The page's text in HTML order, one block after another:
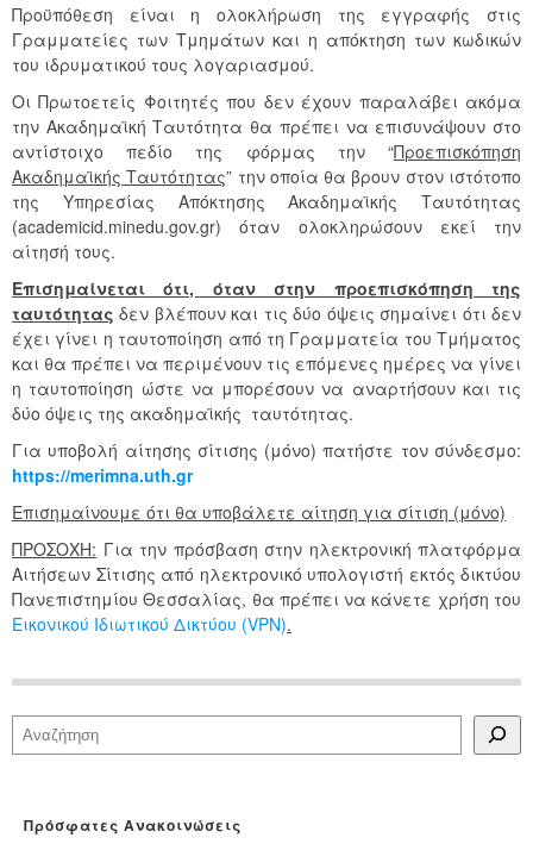
Προϋπόθεση είναι η ολοκλήρωση της εγγραφής στις
Γραμματείες των Τμημάτων και η απόκτηση των κωδικών
του ιδρυματικού τους λογαριασμού.
Οι Πρωτοετείς Φοιτητές που δεν έχουν παραλάβει ακόμα
την Ακαδημαϊκή Ταυτότητα θα πρέπει να επισυνάψουν στο
αντίστοιχο πεδίο της φόρμας την “Προεπισκόπηση
Ακαδημαϊκής Ταυτότητας” την οποία θα βρουν στον ιστότοπο
της Υπηρεσίας Απόκτησης Ακαδημαϊκής Ταυτότητας
(academicid.minedu.gov.gr) όταν ολοκληρώσουν εκεί την
αίτησή τους.
Επισημαίνεται ότι, όταν στην προεπισκόπηση της
ταυτότητας δεν βλέπουν και τις δύο όψεις σημαίνει ότι δεν
έχει γίνει η ταυτοποίηση από τη Γραμματεία του Τμήματος
και θα πρέπει να περιμένουν τις επόμενες ημέρες να γίνει
η ταυτοποίηση ώστε να μπορέσουν να αναρτήσουν και τις
δύο όψεις της ακαδημαϊκής ταυτότητας.
Για υποβολή αίτησης σίτισης (μόνο) πατήστε τον σύνδεσμο:
https://merimna.uth.gr
Επισημαίνουμε ότι θα υποβάλετε αίτηση για σίτιση (μόνο)
ΠΡΟΣΟΧΗ: Για την πρόσβαση στην ηλεκτρονική πλατφόρμα
Αιτήσεων Σίτισης από ηλεκτρονικό υπολογιστή εκτός δικτύου
Πανεπιστημίου Θεσσαλίας, θα πρέπει να κάνετε χρήση του
Εικονικού Ιδιωτικού Δικτύου (VPN).
Αναζήτηση
Πρόσφατες Ανακοινώσεις